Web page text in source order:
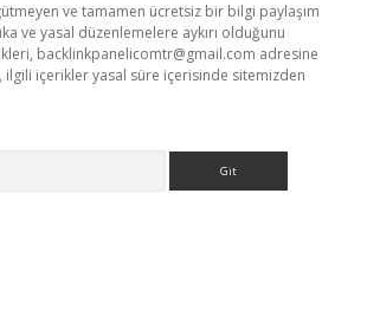
ve tamamen ücretsiz bir bilgi paylaşım
ve yasal düzenlemelere aykırı olduğunu
backlinkpanelicomtr@gmail.com adresine
içerikler yasal süre içerisinde sitemizden